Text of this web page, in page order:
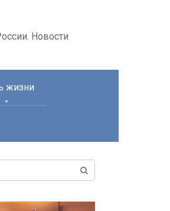
Новости
жизни